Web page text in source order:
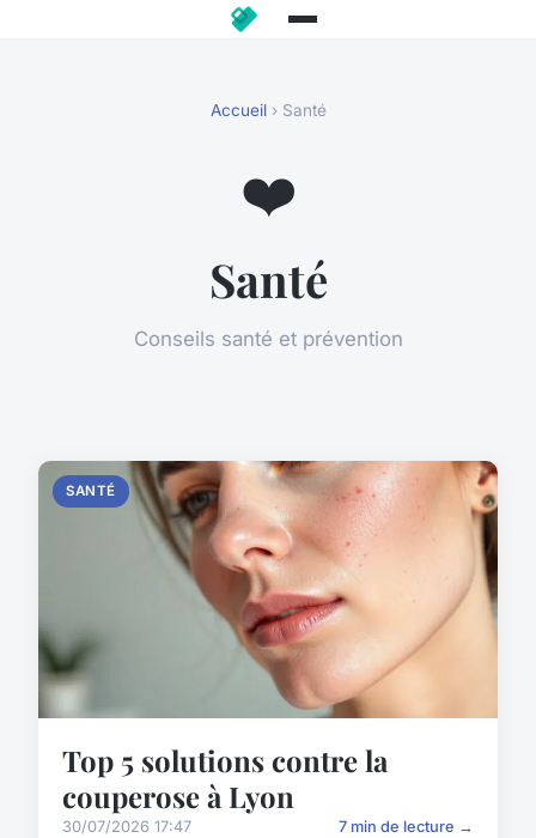
Accueil› Santé
❤️
Santé
Conseils santé et prévention
SANTÉ
Top 5 solutions contre la
couperose à Lyon
30/07/2026 17:47 7 min de lecture →